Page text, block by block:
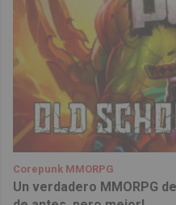
Corepunk MMORPG
Un verdadero MMORPG